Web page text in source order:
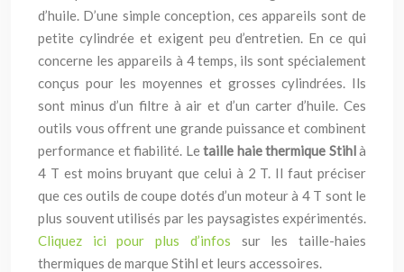
d’huile. D’une simple conception, ces appareils sont de
petite cylindrée et exigent peu d’entretien. En ce qui
concerne les appareils à 4 temps, ils sont spécialement
conçus pour les moyennes et grosses cylindrées. Ils
sont minus d’un filtre à air et d’un carter d’huile. Ces
outils vous offrent une grande puissance et combinent
performance et fiabilité. Letaille haie thermique Stihlà
4 T est moins bruyant que celui à 2 T. Il faut préciser
que ces outils de coupe dotés d’un moteur à 4 T sont le
plus souvent utilisés par les paysagistes expérimentés.
Cliquez ici pour plus d’infos sur les taille-haies
thermiques de marque Stihl et leurs accessoires.